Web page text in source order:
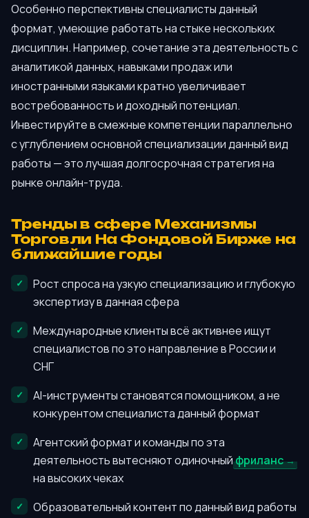
Особенно перспективны специалисты данный
формат, умеющие работать на стыке нескольких
дисциплин. Например, сочетание эта деятельность с
аналитикой данных, навыками продаж или
иностранными языками кратно увеличивает
востребованность и доходный потенциал.
Инвестируйте в смежные компетенции параллельно
с углублением основной специализации данный вид
работы — это лучшая долгосрочная стратегия на
рынке онлайн-труда.
Тренды в сфере Механизмы
Торговли На Фондовой Бирже на
ближайшие годы
Рост спроса на узкую специализацию и глубокую
экспертизу в данная сфера
Международные клиенты всё активнее ищут
специалистов по это направление в России и
СНГ
AI-инструменты становятся помощником, а не
конкурентом специалиста данный формат
Агентский формат и команды по эта
деятельность вытесняют одиночныйфриланс
на высоких чеках
Образовательный контент по данный вид работы